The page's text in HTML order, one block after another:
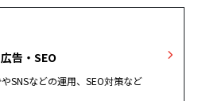
広告・SEO
SNSなどの運用、SEO対策など